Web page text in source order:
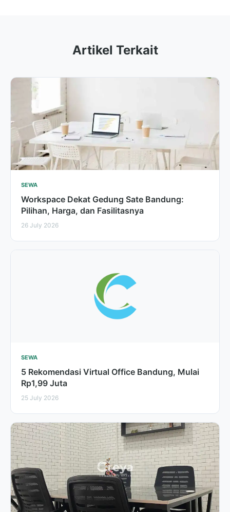
Artikel Terkait
SEWA
Workspace Dekat Gedung Sate Bandung:
Pilihan, Harga, dan Fasilitasnya
26 July 2026
SEWA
5 Rekomendasi Virtual Office Bandung, Mulai
Rp1,99 Juta
25 July 2026